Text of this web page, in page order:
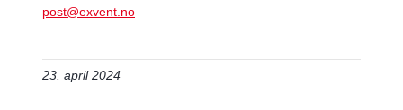
post@exvent.no
23. april 2024